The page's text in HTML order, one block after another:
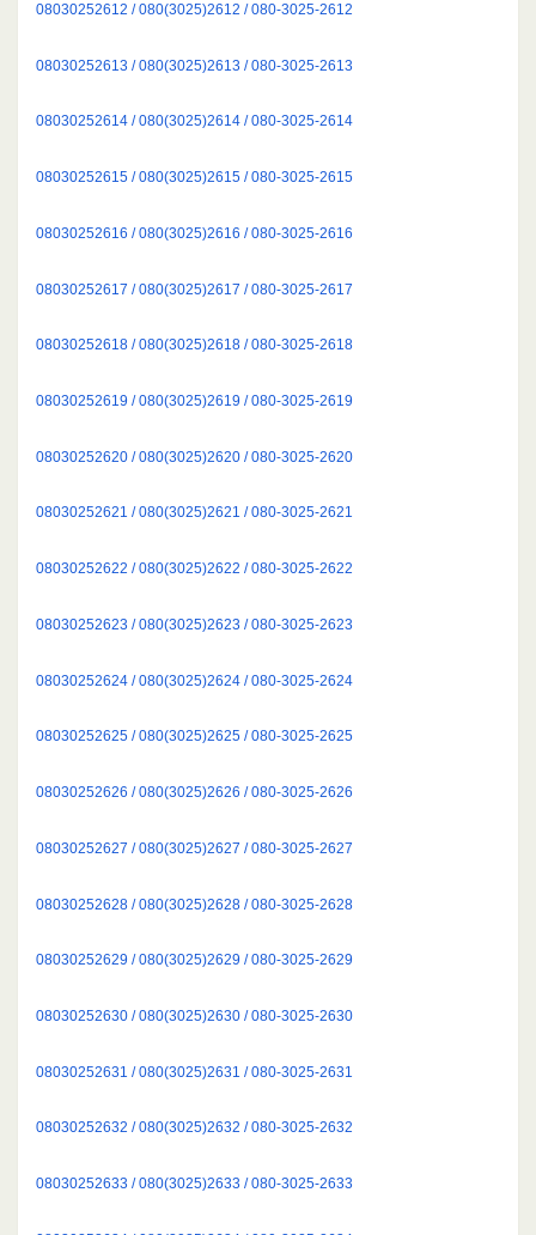
08030252612 / 080(3025)2612 / 080-3025-2612
08030252613 / 080(3025)2613 / 080-3025-2613
08030252614 / 080(3025)2614 / 080-3025-2614
08030252615 / 080(3025)2615 / 080-3025-2615
08030252616 / 080(3025)2616 / 080-3025-2616
08030252617 / 080(3025)2617 / 080-3025-2617
08030252618 / 080(3025)2618 / 080-3025-2618
08030252619 / 080(3025)2619 / 080-3025-2619
08030252620 / 080(3025)2620 / 080-3025-2620
08030252621 / 080(3025)2621 / 080-3025-2621
08030252622 / 080(3025)2622 / 080-3025-2622
08030252623 / 080(3025)2623 / 080-3025-2623
08030252624 / 080(3025)2624 / 080-3025-2624
08030252625 / 080(3025)2625 / 080-3025-2625
08030252626 / 080(3025)2626 / 080-3025-2626
08030252627 / 080(3025)2627 / 080-3025-2627
08030252628 / 080(3025)2628 / 080-3025-2628
08030252629 / 080(3025)2629 / 080-3025-2629
08030252630 / 080(3025)2630 / 080-3025-2630
08030252631 / 080(3025)2631 / 080-3025-2631
08030252632 / 080(3025)2632 / 080-3025-2632
08030252633 / 080(3025)2633 / 080-3025-2633